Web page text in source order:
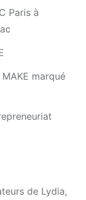
Paris à
marqué
de Lydia,